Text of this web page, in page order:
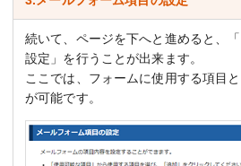
続いて、ページを下へと進めると、
設定」を行うことが出来ます。
ここでは、フォームに使用する項目
が可能です。